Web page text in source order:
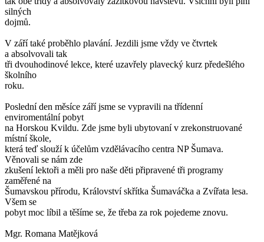
silných
dojmů.
V září také proběhlo plavání. Jezdili jsme vždy ve čtvrtek
a absolvovali tak
tři dvouhodinové lekce, které uzavřely plavecký kurz předešlého
školního
roku.
Poslední den měsíce září jsme se vypravili na třídenní
enviromentální pobyt
na Horskou Kvildu. Zde jsme byli ubytovaní v zrekonstruované
místní škole,
která teď slouží k účelům vzdělávacího centra NP Šumava.
Věnovali se nám zde
zkušení lektoři a měli pro naše děti připravené tři programy
zaměřené na
Šumavskou přírodu, Království skřítka Šumaváčka a Zvířata lesa.
Všem se
pobyt moc líbil a těšíme se, že třeba za rok pojedeme znovu.
Mgr. Romana Matějková